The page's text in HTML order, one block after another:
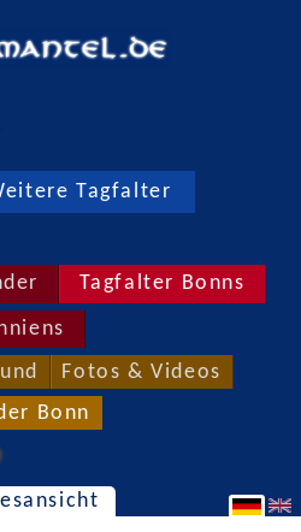
Tagfalter
Tagfalter Bonns
Fotos & Videos
Bonn